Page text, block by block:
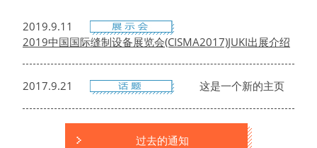
2019.9.11
2019中国国际缝制设备展览会(CISMA2017)JUKI出展介绍
2017.9.21 这是一个新的主页
过去的通知